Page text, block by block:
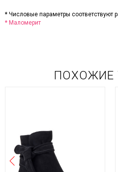
* Числовые параметры соответствуют
* Маломерит
ПОХОЖИЕ